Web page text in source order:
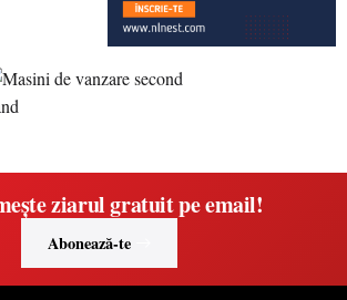
ziarul gratuit pe email!
Abonează-te